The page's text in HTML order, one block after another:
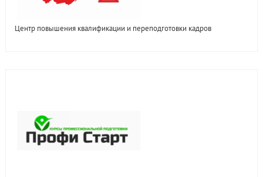
Центр повышения квалификации и переподготовки кадров